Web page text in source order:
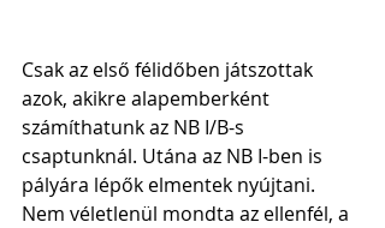
Csak az első félidőben játszottak
azok, akikre alapemberként
számíthatunk az NB I/B-s
csaptunknál. Utána az NB I-ben is
pályára lépők elmentek nyújtani.
Nem véletlenül mondta az ellenfél, a